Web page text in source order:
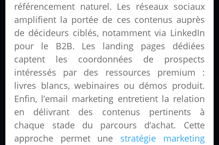
référencement naturel. Les réseaux sociaux
amplifient la portée de ces contenus auprès
de décideurs ciblés, notamment via LinkedIn
pour le B2B. Les landing pages dédiées
captent les coordonnées de prospects
intéressés par des ressources premium :
livres blancs, webinaires ou démos produit.
Enfin, l’email marketing entretient la relation
en délivrant des contenus pertinents à
chaque stade du parcours d’achat. Cette
approche permet une stratégie marketing